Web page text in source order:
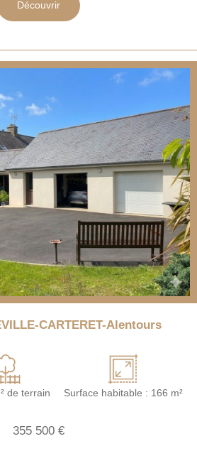
Découvrir
CARTERET-Alentours
de terrain Surface habitable : 166 m²
355 500 €